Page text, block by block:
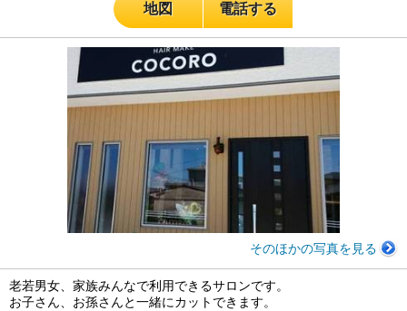
地図 電話する
そのほかの写真を見る
老若男女、家族みんなで利用できるサロンです。
お子さん、お孫さんと一緒にカットできます。